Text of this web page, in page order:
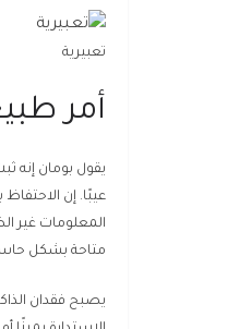
تعبيرية
أمر
يقول بومان إنه
عيبًا. إن
المعلومات غير
متاحة بشكل
يصبح فقدان